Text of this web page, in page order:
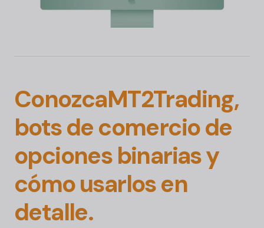
ConozcaMT2Trading,
bots de comercio de
opciones binarias y
cómo usarlos en
detalle.